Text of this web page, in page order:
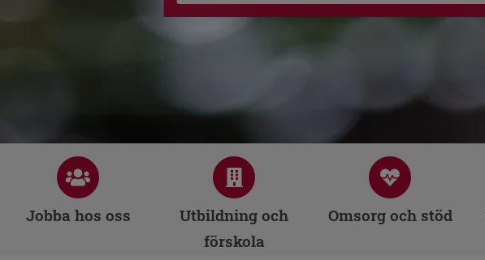
Jobba hos oss
Utbildning och
förskola
Omsorg och stöd